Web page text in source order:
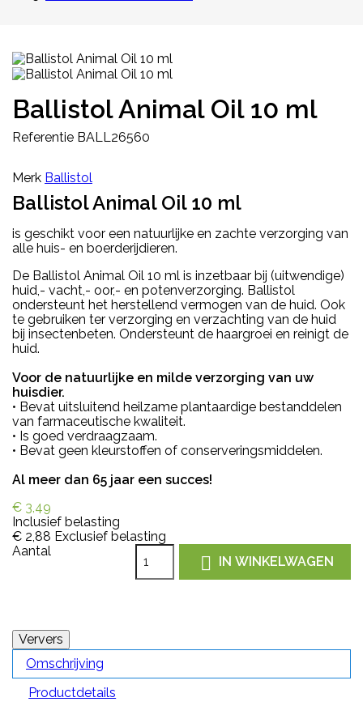
Ballistol Animal Oil 10 ml
Referentie BALL26560
Merk Ballistol
Ballistol Animal Oil 10 ml
is geschikt voor een natuurlijke en zachte verzorging van
alle huis- en boerderijdieren.
De Ballistol Animal Oil 10 ml is inzetbaar bij (uitwendige)
huid,- vacht,- oor,- en potenverzorging. Ballistol
ondersteunt het herstellend vermogen van de huid. Ook
te gebruiken ter verzorging en verzachting van de huid
bij insectenbeten. Ondersteunt de haargroei en reinigt de
huid.
Voor de natuurlijke en milde verzorging van uw
huisdier.
• Bevat uitsluitend heilzame plantaardige bestanddelen
van farmaceutische kwaliteit.
• Is goed verdraagzaam.
• Bevat geen kleurstoffen of conserveringsmiddelen.
Al meer dan 65 jaar een succes!
€ 3,49
Inclusief belasting
€ 2,88 Exclusief belasting
Aantal
 IN WINKELWAGEN
Omschrijving
Productdetails